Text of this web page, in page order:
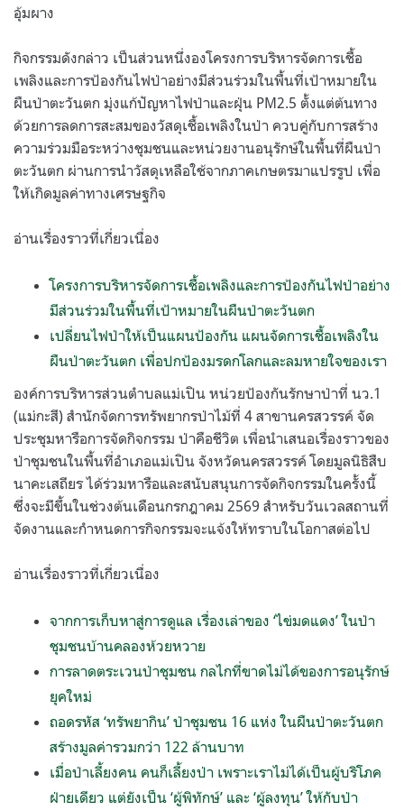
อุ้มผาง
กิจกรรมดังกล่าว เป็นส่วนหนึ่งองโครงการบริหารจัดการเชื้อ
เพลิงและการป้องกันไฟป่าอย่างมีส่วนร่วมในพื้นที่เป้าหมายใน
ผืนป่าตะวันตก มุ่งแก้ปัญหาไฟป่าและฝุ่น PM2.5 ตั้งแต่ต้นทาง
ด้วยการลดการสะสมของวัสดุเชื้อเพลิงในป่า ควบคู่กับการสร้าง
ความร่วมมือระหว่างชุมชนและหน่วยงานอนุรักษ์ในพื้นที่ผืนป่า
ตะวันตก ผ่านการนำวัสดุเหลือใช้จากภาคเกษตรมาแปรรูป เพื่อ
ให้เกิดมูลค่าทางเศรษฐกิจ
อ่านเรื่องราวที่เกี่ยวเนื่อง
โครงการบริหารจัดการเชื้อเพลิงและการป้องกันไฟป่าอย่าง
มีส่วนร่วมในพื้นที่เป้าหมายในผืนป่าตะวันตก
เปลี่ยนไฟป่าให้เป็นแผนป้องกัน แผนจัดการเชื้อเพลิงใน
ผืนป่าตะวันตก เพื่อปกป้องมรดกโลกและลมหายใจของเรา
องค์การบริหารส่วนตำบลแม่เปิน หน่วยป้องกันรักษาป่าที่ นว.1
(แม่กะสี) สำนักจัดการทรัพยากรป่าไม้ที่ 4 สาขานครสวรรค์ จัด
ประชุมหารือการจัดกิจกรรม ป่าคือชีวิต เพื่อนำเสนอเรื่องราวของ
ป่าชุมชนในพื้นที่อำเภอแม่เปิน จังหวัดนครสวรรค์ โดยมูลนิธิสืบ
นาคะเสถียร ได้ร่วมหารือและสนับสนุนการจัดกิจกรรมในครั้งนี้
ซึ่งจะมีขึ้นในช่วงต้นเดือนกรกฎาคม 2569 สำหรับวันเวลสถานที่
จัดงานและกำหนดการกิจกรรมจะแจ้งให้ทราบในโอกาสต่อไป
อ่านเรื่องราวที่เกี่ยวเนื่อง
จากการเก็บหาสู่การดูแล เรื่องเล่าของ ‘ไข่มดแดง’ ในป่า
ชุมชนบ้านคลองห้วยหวาย
การลาดตระเวนป่าชุมชน กลไกที่ขาดไม่ได้ของการอนุรักษ์
ยุคใหม่
ถอดรหัส ‘ทรัพยากิน’ ป่าชุมชน 16 แห่ง ในผืนป่าตะวันตก
สร้างมูลค่ารวมกว่า 122 ล้านบาท
เมื่อป่าเลี้ยงคน คนก็เลี้ยงป่า เพราะเราไม่ได้เป็นผู้บริโภค
ฝ่ายเดียว แต่ยังเป็น ‘ผู้พิทักษ์’ และ ‘ผู้ลงทุน’ ให้กับป่า